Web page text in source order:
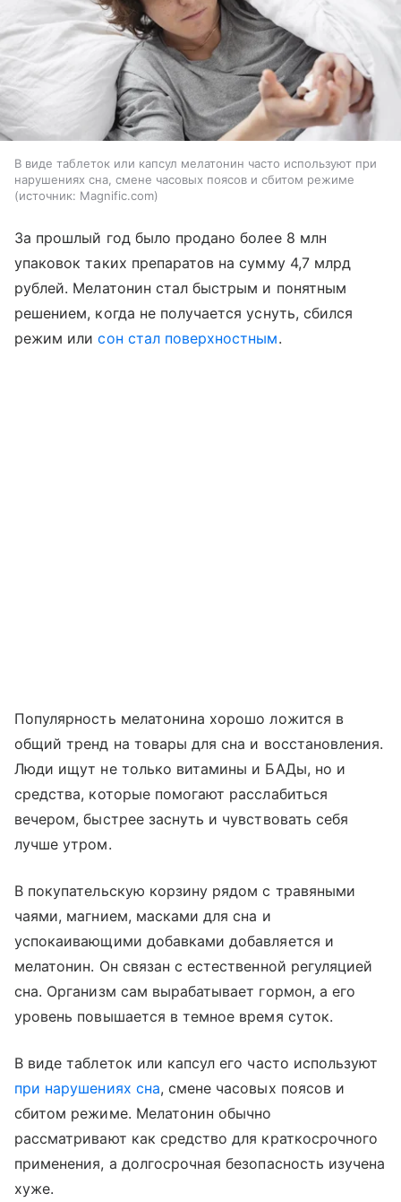
В виде таблеток или капсул мелатонин часто используют при
нарушениях сна, смене часовых поясов и сбитом режиме
источник: Magnific.com
За прошлый год было продано более 8 млн
упаковок таких препаратов на сумму 4,7 млрд
рублей. Мелатонин стал быстрым и понятным
решением, когда не получается уснуть, сбился
режим илисон стал поверхностным.
Популярность мелатонина хорошо ложится в
общий тренд на товары для сна и восстановления.
Люди ищут не только витамины и БАДы, но и
средства, которые помогают расслабиться
вечером, быстрее заснуть и чувствовать себя
лучше утром.
В покупательскую корзину рядом с травяными
чаями, магнием, масками для сна и
успокаивающими добавками добавляется и
мелатонин. Он связан с естественной регуляцией
сна. Организм сам вырабатывает гормон, а его
уровень повышается в темное время суток.
В виде таблеток или капсул его часто используют
при нарушениях сна, смене часовых поясов и
сбитом режиме. Мелатонин обычно
рассматривают как средство для краткосрочного
применения, а долгосрочная безопасность изучена
хуже.